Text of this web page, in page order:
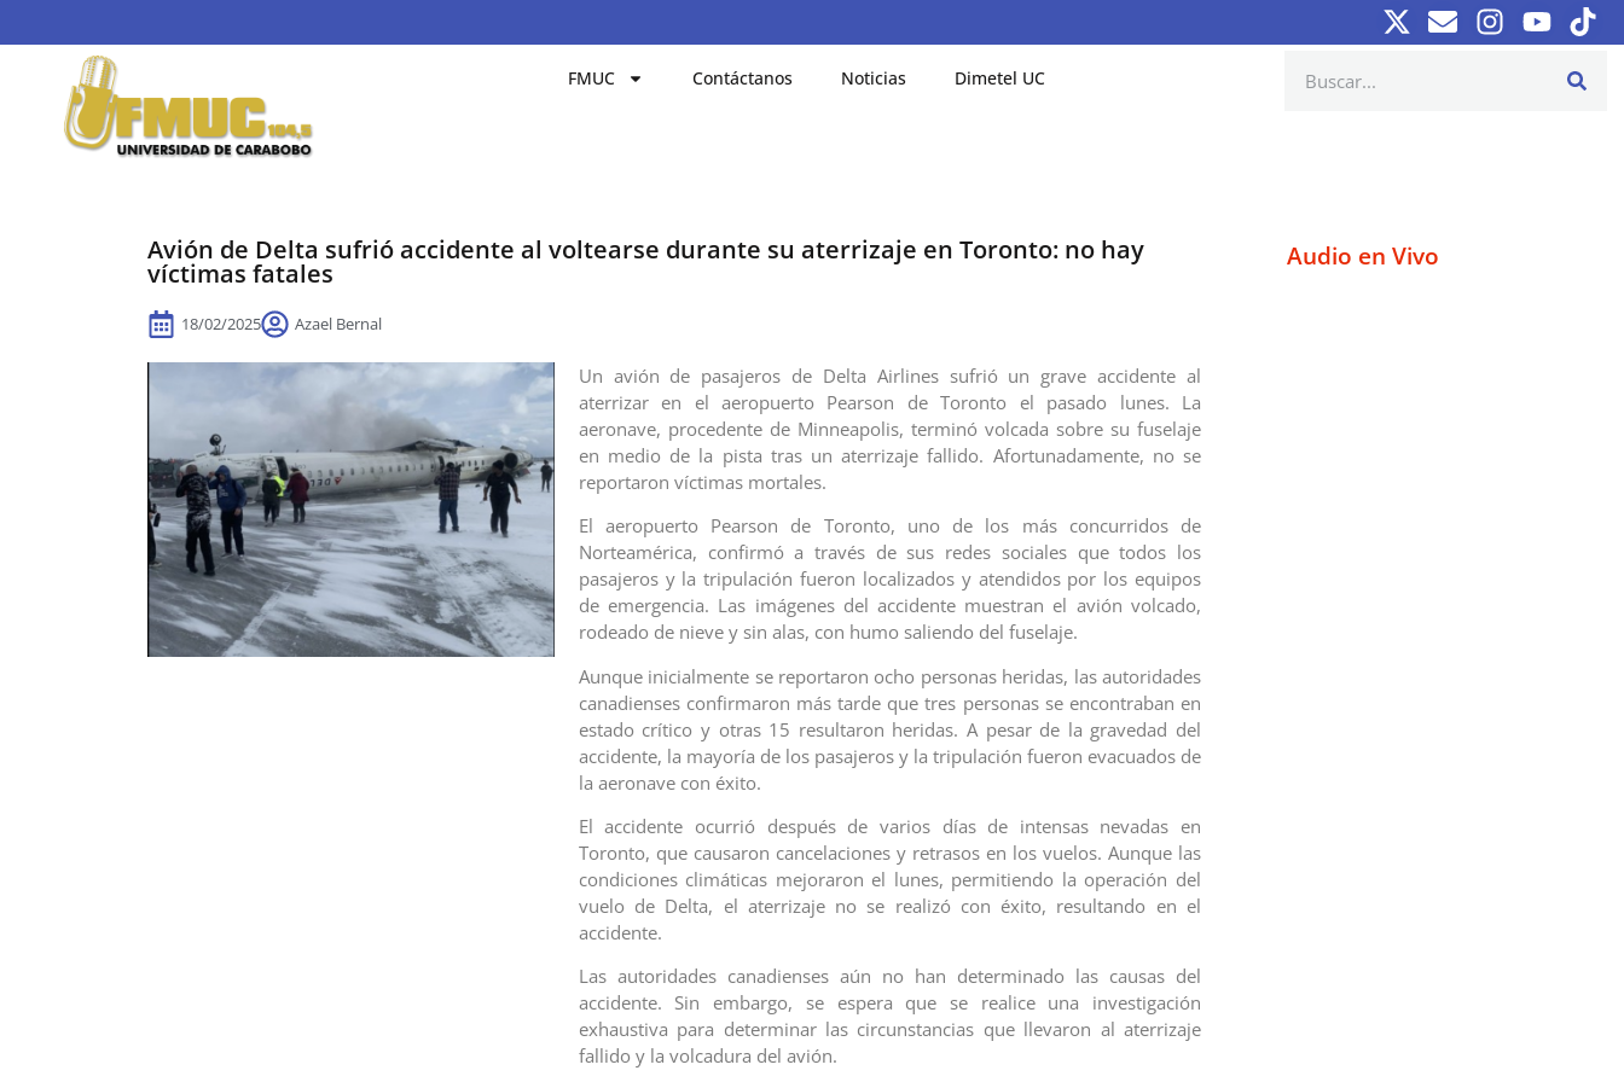
FMUC Contáctanos Noticias Dimetel UC
Avión de Delta sufrió accidente al voltearse durante su aterrizaje en Toronto: no hay
víctimas fatales
18/02/2025 Azael Bernal
Un avión de pasajeros de Delta Airlines sufrió un grave accidente al
aterrizar en el aeropuerto Pearson de Toronto el pasado lunes. La
aeronave, procedente de Minneapolis, terminó volcada sobre su fuselaje
en medio de la pista tras un aterrizaje fallido. Afortunadamente, no se
reportaron víctimas mortales.
El aeropuerto Pearson de Toronto, uno de los más concurridos de
Norteamérica, confirmó a través de sus redes sociales que todos los
pasajeros y la tripulación fueron localizados y atendidos por los equipos
de emergencia. Las imágenes del accidente muestran el avión volcado,
rodeado de nieve y sin alas, con humo saliendo del fuselaje.
Aunque inicialmente se reportaron ocho personas heridas, las autoridades
canadienses confirmaron más tarde que tres personas se encontraban en
estado crítico y otras 15 resultaron heridas. A pesar de la gravedad del
accidente, la mayoría de los pasajeros y la tripulación fueron evacuados de
la aeronave con éxito.
El accidente ocurrió después de varios días de intensas nevadas en
Toronto, que causaron cancelaciones y retrasos en los vuelos. Aunque las
condiciones climáticas mejoraron el lunes, permitiendo la operación del
vuelo de Delta, el aterrizaje no se realizó con éxito, resultando en el
accidente.
Las autoridades canadienses aún no han determinado las causas del
accidente. Sin embargo, se espera que se realice una investigación
exhaustiva para determinar las circunstancias que llevaron al aterrizaje
fallido y la volcadura del avión.
Audio en Vivo